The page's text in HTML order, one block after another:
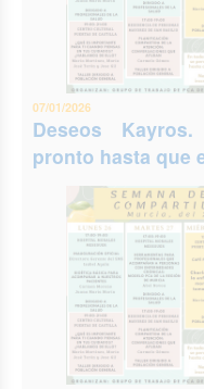
07/01/2026
Deseos
pronto hasta que